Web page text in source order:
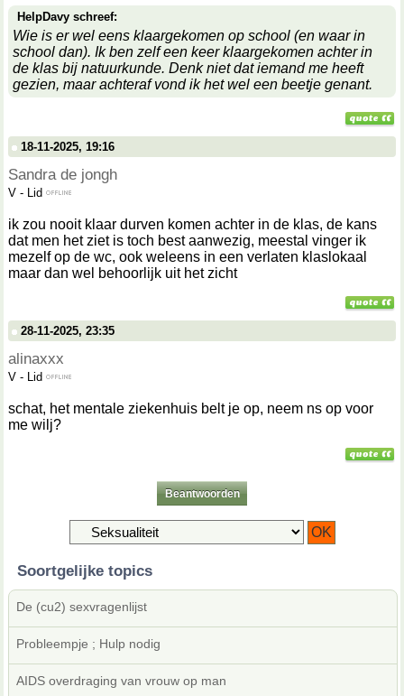
HelpDavy schreef:
Wie is er wel eens klaargekomen op school (en waar in
school dan). Ik ben zelf een keer klaargekomen achter in
de klas bij natuurkunde. Denk niet dat iemand me heeft
gezien, maar achteraf vond ik het wel een beetje genant.
18-11-2025, 19:16
Sandra de jongh
V - Lid
ik zou nooit klaar durven komen achter in de klas, de kans
dat men het ziet is toch best aanwezig, meestal vinger ik
mezelf op de wc, ook weleens in een verlaten klaslokaal
maar dan wel behoorlijk uit het zicht
28-11-2025, 23:35
alinaxxx
V - Lid
schat, het mentale ziekenhuis belt je op, neem ns op voor
me wilj?
Beantwoorden
Soortgelijke topics
De (cu2) sexvragenlijst
Probleempje ; Hulp nodig
AIDS overdraging van vrouw op man